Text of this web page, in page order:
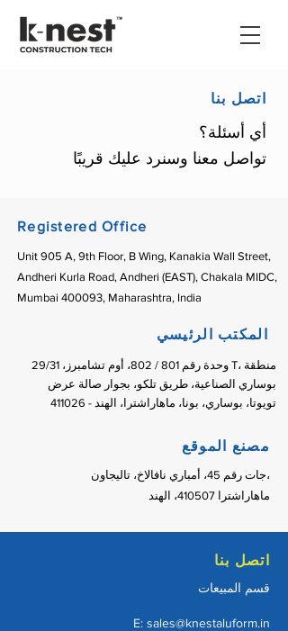
اتصل بنا
أي أسئلة؟
تواصل معنا وسنرد عليك قريبًا
Registered Office
Unit 905 A, 9th Floor, B Wing, Kanakia Wall Street,
Andheri Kurla Road, Andheri (EAST), Chakala MIDC,
Mumbai 400093, Maharashtra, India
المكتب الرئيسي
وحدة رقم 801 / 802، أوم تشامبرز، 29/31 T، منطقة
بوساري الصناعية، طريق تلكو، بجوار صالة عرض
تويوتا، بوساري، بونا، ماهاراشترا، الهند - 411026
مصنع الموقع
جات رقم 45، أمباري نافالاخ، تاليجاون،
ماهاراشترا 410507، الهند
اتصل بنا
قسم المبيعات
E: sales@knestaluform.in